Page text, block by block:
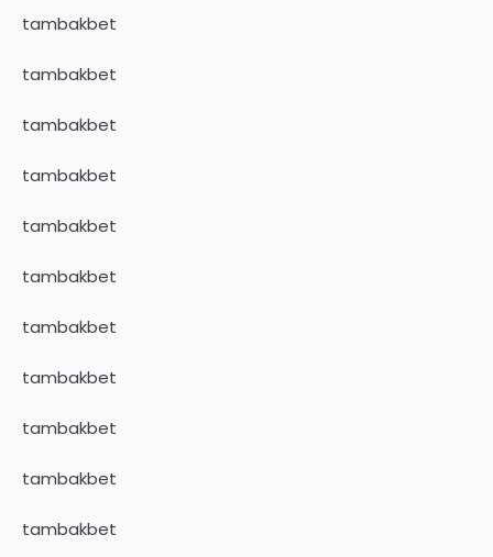
tambakbet
tambakbet
tambakbet
tambakbet
tambakbet
tambakbet
tambakbet
tambakbet
tambakbet
tambakbet
tambakbet